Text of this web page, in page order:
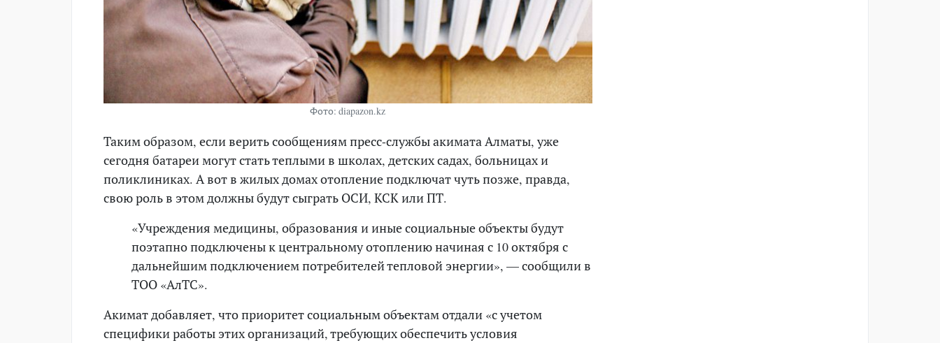
Фото: diapazon.kz
Таким образом, если верить сообщениям пресс-службы акимата Алматы, уже
сегодня батареи могут стать теплыми в школах, детских садах, больницах и
поликлиниках. А вот в жилых домах отопление подключат чуть позже, правда,
свою роль в этом должны будут сыграть ОСИ, КСК или ПТ.
«Учреждения медицины, образования и иные социальные объекты будут
поэтапно подключены к центральному отоплению начиная с 10 октября с
дальнейшим подключением потребителей тепловой энергии», — сообщили в
ТОО «АлТС».
Акимат добавляет, что приоритет социальным объектам отдали «с учетом
специфики работы этих организаций, требующих обеспечить условия